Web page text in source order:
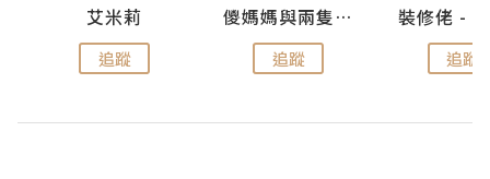
艾米莉
追蹤
儍媽媽與兩隻小魔怪之家
追蹤 追蹤